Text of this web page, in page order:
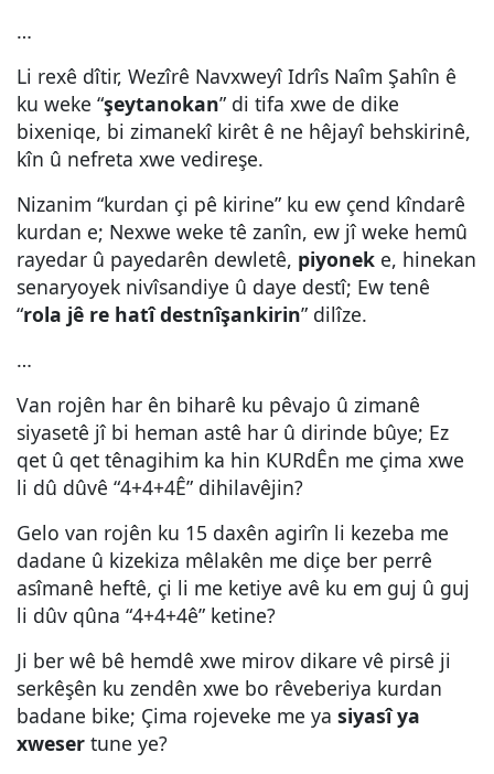
…
Li rexê dîtir, Wezîrê Navxweyî Idrîs Naîm Şahîn ê
ku weke “şeytanokan” di tifa xwe de dike
bixeniqe, bi zimanekî kirêt ê ne hêjayî behskirinê,
kîn û nefreta xwe vedireşe.
Nizanim “kurdan çi pê kirine” ku ew çend kîndarê
kurdan e; Nexwe weke tê zanîn, ew jî weke hemû
rayedar û payedarên dewletê, piyonek e, hinekan
senaryoyek nivîsandiye û daye destî; Ew tenê
“rola jê re hatî destnîşankirin” dilîze.
…
Van rojên har ên biharê ku pêvajo û zimanê
siyasetê jî bi heman astê har û dirinde bûye; Ez
qet û qet tênagihim ka hin KURdÊn me çima xwe
li dû dûvê “4+4+4Ê” dihilavêjin?
Gelo van rojên ku 15 daxên agirîn li kezeba me
dadane û kizekiza mêlakên me diçe ber perrê
asîmanê heftê, çi li me ketiye avê ku em guj û guj
li dûv qûna “4+4+4ê” ketine?
Ji ber wê bê hemdê xwe mirov dikare vê pirsê ji
serkêşên ku zendên xwe bo rêveberiya kurdan
badane bike; Çima rojeveke me ya siyasî ya
xweser tune ye?